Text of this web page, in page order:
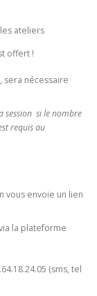
ateliers
offert !
sera nécessaire
session si le nombre
requis au
vous envoie un lien
la plateforme
(sms, tel